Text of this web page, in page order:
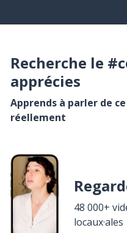
Recherche le
apprécies
Apprends à parler de
réellement
48 000+
locaux·ales